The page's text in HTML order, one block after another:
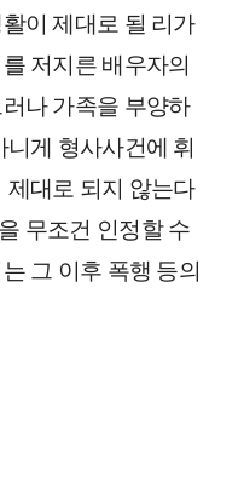
이 제대로 될 리가
저지른 배우자의
나 가족을 부양하
게 형사사건에 휘
제대로 되지 않는다
무조건 인정할 수
그 이후 폭행 등의